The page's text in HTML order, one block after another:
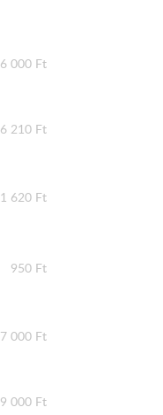
6 000 Ft
6 210 Ft
1 620 Ft
950 Ft
7 000 Ft
9 000 Ft